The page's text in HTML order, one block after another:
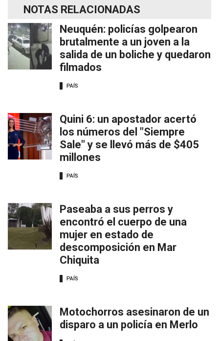
NOTAS RELACIONADAS
Neuquén: policías golpearon
brutalmente a un joven a la
salida de un boliche y quedaron
filmados
PAÍS
Quini 6: un apostador acertó
los números del "Siempre
Sale" y se llevó más de $405
millones
PAÍS
Paseaba a sus perros y
encontró el cuerpo de una
mujer en estado de
descomposición en Mar
Chiquita
PAÍS
Motochorros asesinaron de un
disparo a un policía en Merlo